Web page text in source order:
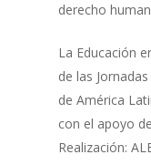
derecho
La Educación
de las
de América
con el apoyo
Realización: